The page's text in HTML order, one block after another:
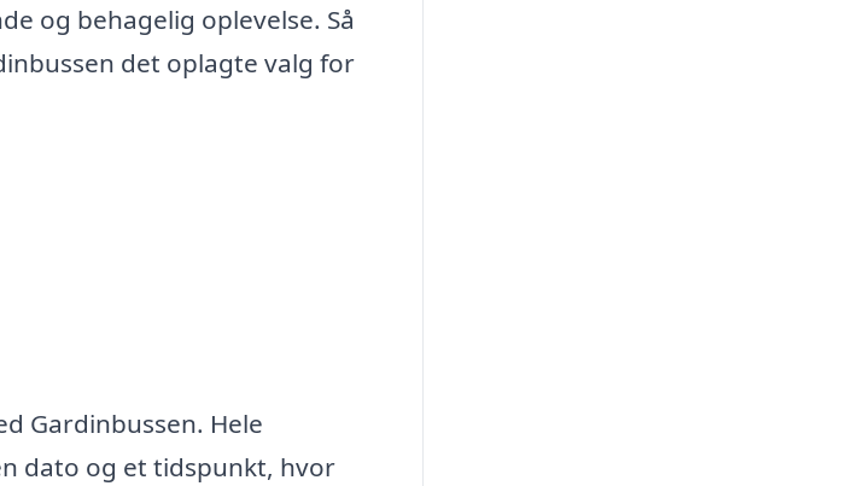
og behagelig oplevelse. Så
det oplagte valg for
Gardinbussen. Hele
dato og et tidspunkt, hvor